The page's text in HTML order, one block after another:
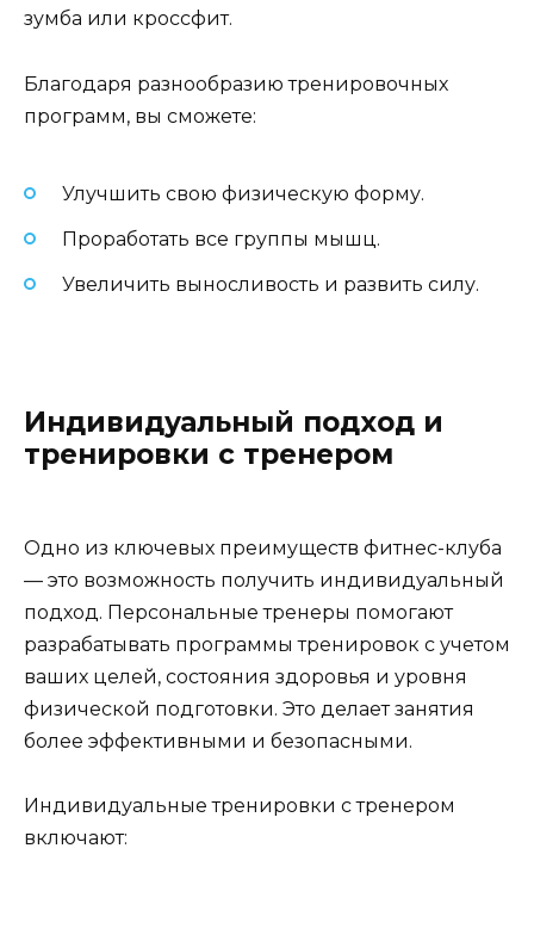
зумба или кроссфит.
Благодаря разнообразию тренировочных
программ, вы сможете:
Улучшить свою физическую форму.
Проработать все группы мышц.
Увеличить выносливость и развить силу.
Индивидуальный подход и
тренировки с тренером
Одно из ключевых преимуществ фитнес-клуба
— это возможность получить индивидуальный
подход. Персональные тренеры помогают
разрабатывать программы тренировок с учетом
ваших целей, состояния здоровья и уровня
физической подготовки. Это делает занятия
более эффективными и безопасными.
Индивидуальные тренировки с тренером
включают: